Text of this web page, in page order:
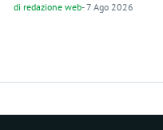
di redazione web-7 Ago 2026